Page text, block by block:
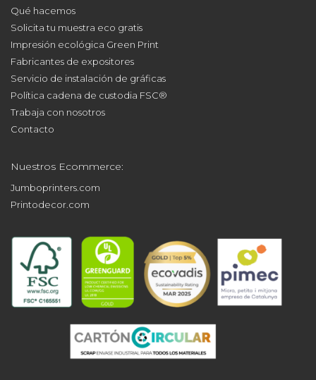
Qué hacemos
Solicita tu muestra eco gratis
Impresión ecológica Green Print
Fabricantes de expositores
Servicio de instalación de gráficas
Política cadena de custodia FSC®
Trabaja con nosotros
Contacto
Nuestros Ecommerce:
Jumboprinters.com
Printodecor.com